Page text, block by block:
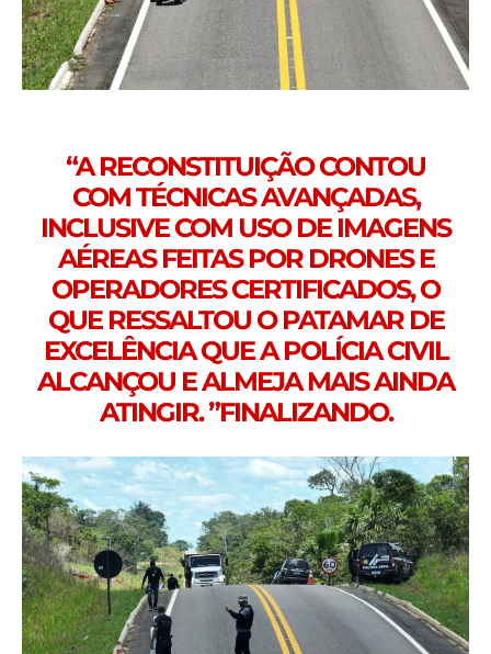
“A RECONSTITUIÇÃO CONTOU
COM TÉCNICAS AVANÇADAS,
INCLUSIVE COM USO DE IMAGENS
AÉREAS FEITAS POR DRONES E
OPERADORES CERTIFICADOS, O
QUE RESSALTOU O PATAMAR DE
EXCELÊNCIA QUE A POLÍCIA CIVIL
ALCANÇOU E ALMEJA MAIS AINDA
ATINGIR. ”FINALIZANDO.